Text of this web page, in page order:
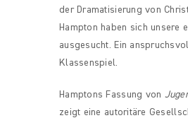
der Dramatisierung von
Hampton haben sich unsere
ausgesucht. Ein
Klassenspiel.
Hamptons Fassung von
zeigt eine autoritäre